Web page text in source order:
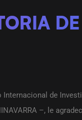
de
–, le